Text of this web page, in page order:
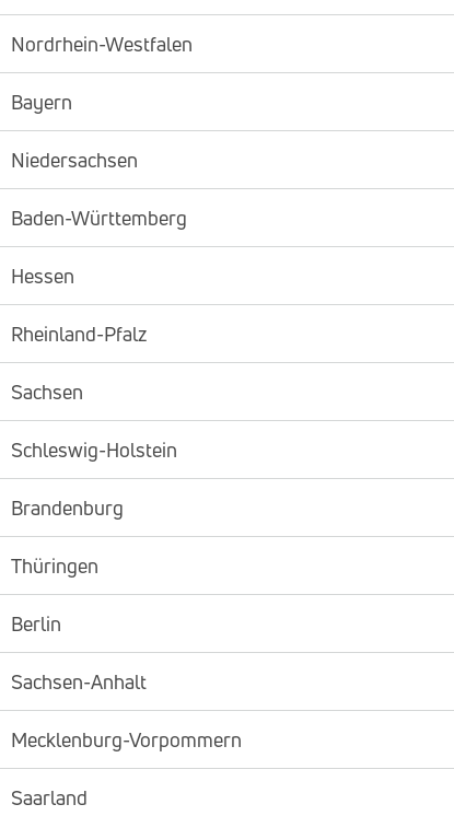
Nordrhein-Westfalen
Bayern
Niedersachsen
Baden-Württemberg
Hessen
Rheinland-Pfalz
Sachsen
Schleswig-Holstein
Brandenburg
Thüringen
Berlin
Sachsen-Anhalt
Mecklenburg-Vorpommern
Saarland